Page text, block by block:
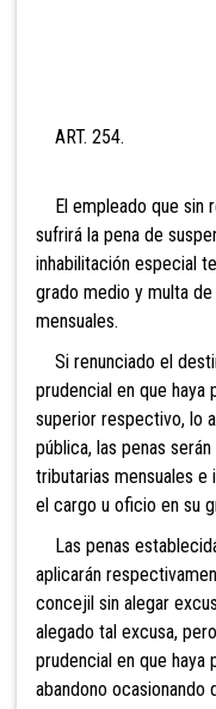
ART. 254.
El empleado que sin
sufrirá la pena de
inhabilitación especial
grado medio y multa de
mensuales.
Si renunciado el
prudencial en que haya
superior respectivo, lo
pública, las penas
tributarias mensuales e
el cargo u oficio en su
Las penas
aplicarán
concejil sin alegar
alegado tal excusa,
prudencial en que haya
abandono ocasionando